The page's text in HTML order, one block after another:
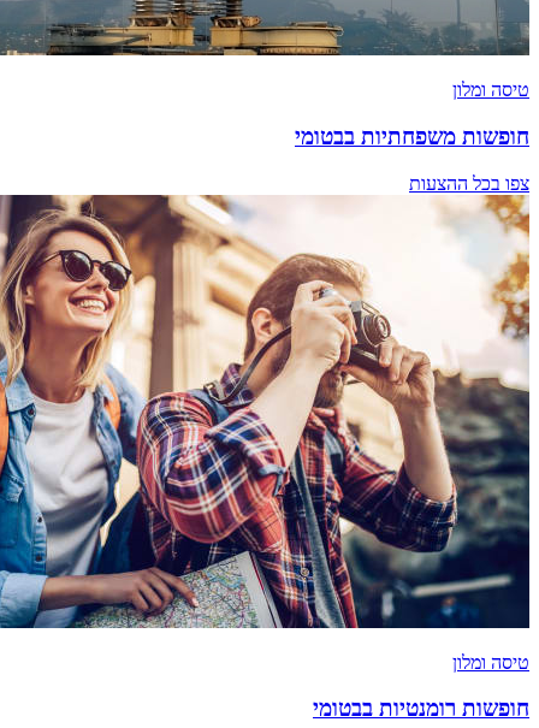
טיסה ומלון
חופשות משפחתיות בבטומי
צפו בכל ההצעות
טיסה ומלון
חופשות רומנטיות בבטומי